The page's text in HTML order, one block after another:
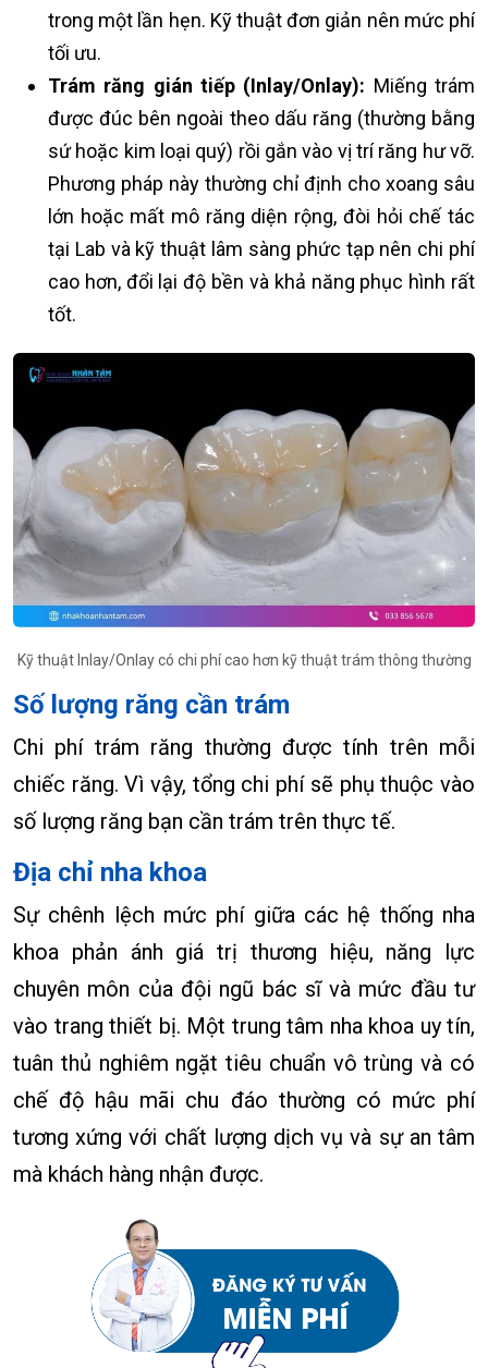
trong một lần hẹn. Kỹ thuật đơn giản nên mức phí
tối ưu.
Trám răng gián tiếp (Inlay/Onlay): Miếng trám
được đúc bên ngoài theo dấu răng (thường bằng
sứ hoặc kim loại quý) rồi gắn vào vị trí răng hư vỡ.
Phương pháp này thường chỉ định cho xoang sâu
lớn hoặc mất mô răng diện rộng, đòi hỏi chế tác
tại Lab và kỹ thuật lâm sàng phức tạp nên chi phí
cao hơn, đổi lại độ bền và khả năng phục hình rất
tốt.
Kỹ thuật Inlay/Onlay có chi phí cao hơn kỹ thuật trám thông thường
Số lượng răng cần trám
Chi phí trám răng thường được tính trên mỗi
chiếc răng. Vì vậy, tổng chi phí sẽ phụ thuộc vào
số lượng răng bạn cần trám trên thực tế.
Địa chỉ nha khoa
Sự chênh lệch mức phí giữa các hệ thống nha
khoa phản ánh giá trị thương hiệu, năng lực
chuyên môn của đội ngũ bác sĩ và mức đầu tư
vào trang thiết bị. Một trung tâm nha khoa uy tín,
tuân thủ nghiêm ngặt tiêu chuẩn vô trùng và có
chế độ hậu mãi chu đáo thường có mức phí
tương xứng với chất lượng dịch vụ và sự an tâm
mà khách hàng nhận được.